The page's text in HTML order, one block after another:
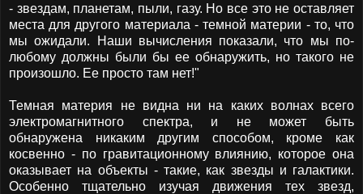
- звездам, планетам, пыли, газу. Но все это не оставляет
места для другого материала - темной материи - то, что
мы ожидали. Наши вычисления показали, что мы по-
любому должны были бы ее обнаружить, но такого не
произошло. Ее просто там нет!"
Темная материя не видна ни на каких волнах всего
электромагнитного спектра, и не может быть
обнаружена никаким другим способом, кроме как
косвенно - по гравитационному влиянию, которое она
оказывает на объекты - такие, как звезды и галактики.
Особенно тщательно изучая движения тех звезд,